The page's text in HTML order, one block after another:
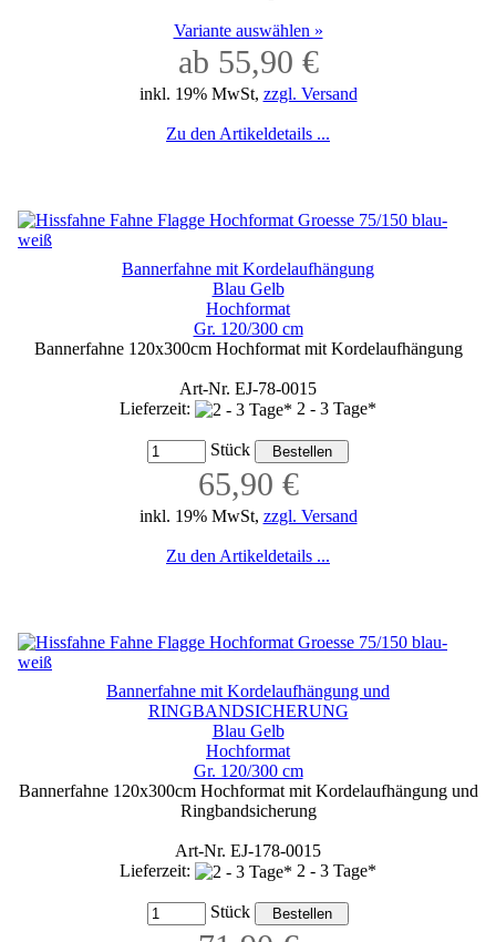
Variante auswählen »
ab 55,90 €
inkl. 19% MwSt, zzgl. Versand
Zu den Artikeldetails ...
Bannerfahne mit Kordelaufhängung
Blau Gelb
Hochformat
Gr. 120/300 cm
Bannerfahne 120x300cm Hochformat mit Kordelaufhängung
Art-Nr. EJ-78-0015
Lieferzeit:
2 - 3 Tage*
Stück
65,90 €
inkl. 19% MwSt, zzgl. Versand
Zu den Artikeldetails ...
Bannerfahne mit Kordelaufhängung und
RINGBANDSICHERUNG
Blau Gelb
Hochformat
Gr. 120/300 cm
Bannerfahne 120x300cm Hochformat mit Kordelaufhängung und
Ringbandsicherung
Art-Nr. EJ-178-0015
Lieferzeit:
2 - 3 Tage*
Stück